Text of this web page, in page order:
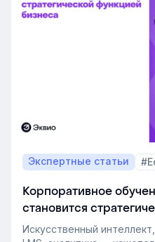
Экспертные статьи
Корпоративное
становится
Искусственный